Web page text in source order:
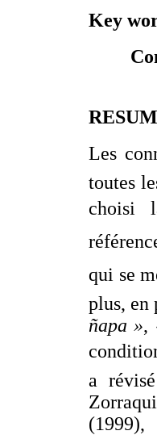
Key
Les
toutes
choisi
qui se
plus, en
ñapa »,
a